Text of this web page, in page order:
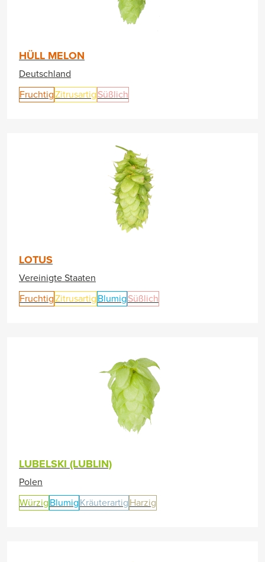
HÜLL MELON
Deutschland
FruchtigZitrusartig Süßlich
LOTUS
Vereinigte Staaten
FruchtigZitrusartig Blumig Süßlich
LUBELSKI (LUBLIN)
Polen
Würzig Blumig Kräuterartig Harzig